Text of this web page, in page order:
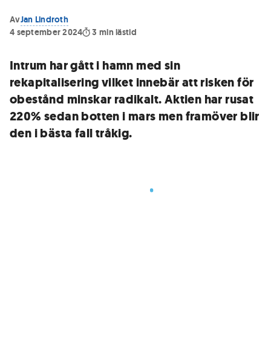
AvJan Lindroth
4 september 2024
3 min lästid
Intrum har gått i hamn med sin
rekapitalisering vilket innebär att risken för
obestånd minskar radikalt. Aktien har rusat
220% sedan botten i mars men framöver blir
den i bästa fall tråkig.